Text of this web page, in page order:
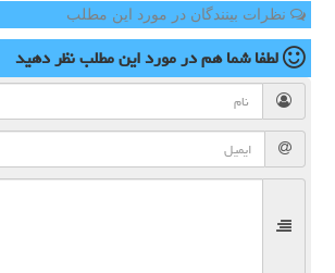
نظرات بینندگان در مورد این مطلب
لطفا شما همدر مورد این مطلبنظر دهید